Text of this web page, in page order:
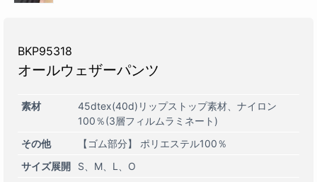
BKP95318
オールウェザーパンツ
素材
45dtex(40d)リップストップ素材、ナイロン
100％(3層フィルムラミネート)
その他
【ゴム部分】 ポリエステル100％
サイズ展開
S M L
O